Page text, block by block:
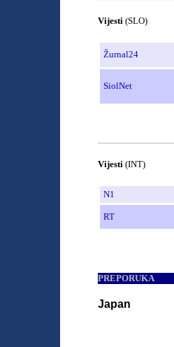
Vijesti (SLO)
Žurnal24
SiolNet
Vijesti (INT)
N1
RT
PREPORUKA
Japan